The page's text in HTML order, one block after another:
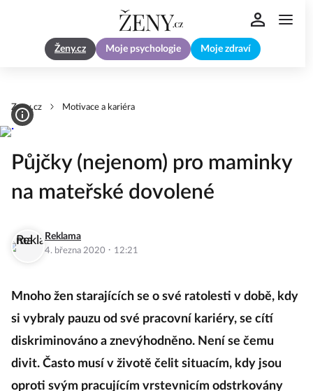
Ženy.cz Moje psychologie Moje zdraví
Zeny.cz Motivace a kariéra
Půjčky (nejenom) pro maminky
na mateřské dovolené
Reklama
4. března 2020 · 12:21
Mnoho žen starajících se o své ratolesti v době, kdy
si vybraly pauzu od své pracovní kariéry, se cítí
diskriminováno a znevýhodněno. Není se čemu
divit. Často musí v životě čelit situacím, kdy jsou
oproti svým pracujícím vrstevnicím odstrkovány